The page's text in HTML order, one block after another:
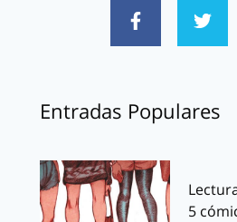
Entradas Populares
5